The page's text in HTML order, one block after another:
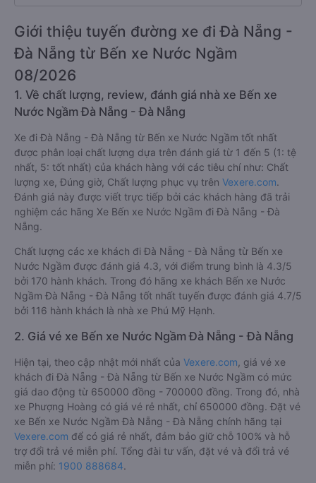
Giới thiệu tuyến đường xe đi Đà Nẵng -
Đà Nẵng từ Bến xe Nước Ngầm
08/2026
1. Về chất lượng, review, đánh giá nhà xe Bến xe
Nước Ngầm Đà Nẵng - Đà Nẵng
Xe đi Đà Nẵng - Đà Nẵng từ Bến xe Nước Ngầm tốt nhất
được phân loại chất lượng dựa trên đánh giá từ 1 đến 5 (1: tệ
nhất, 5: tốt nhất) của khách hàng với các tiêu chí như: Chất
lượng xe, Đúng giờ, Chất lượng phục vụ trên Vexere.com.
Đánh giá này được viết trực tiếp bởi các khách hàng đã trải
nghiệm các hãng Xe Bến xe Nước Ngầm đi Đà Nẵng - Đà
Nẵng.
Chất lượng các xe khách đi Đà Nẵng - Đà Nẵng từ Bến xe
Nước Ngầm được đánh giá 4.3, với điểm trung bình là 4.3/5
bởi 170 hành khách. Trong đó hãng xe khách Bến xe Nước
Ngầm Đà Nẵng - Đà Nẵng tốt nhất tuyến được đánh giá 4.7/5
bởi 116 hành khách là nhà xe Phú Mỹ Hạnh.
2. Giá vé xe Bến xe Nước Ngầm Đà Nẵng - Đà Nẵng
Hiện tại, theo cập nhật mới nhất của Vexere.com , giá vé xe
khách đi Đà Nẵng - Đà Nẵng từ Bến xe Nước Ngầm có mức
giá dao động từ 650000 đồng - 700000 đồng. Trong đó, nhà
xe Phượng Hoàng có giá vé rẻ nhất, chỉ 650000 đồng. Đặt vé
xe Bến xe Nước Ngầm Đà Nẵng - Đà Nẵng chính hãng tại
Vexere.com để có giá rẻ nhất, đảm bảo giữ chỗ 100% và hỗ
trợ đổi trả vé miễn phí. Tổng đài tư vấn, đặt vé và đổi trả vé
miễn phí: 1900 888684.